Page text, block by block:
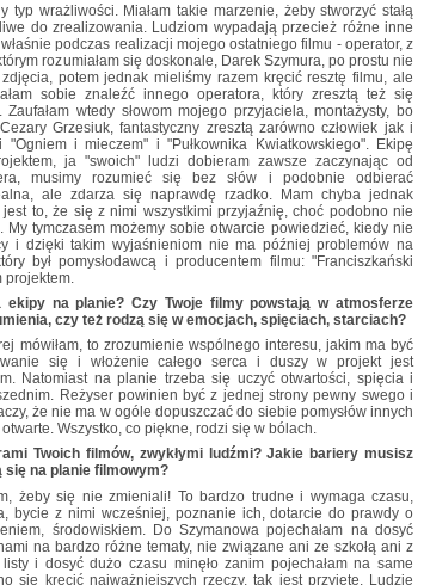
typ wrażliwości. Miałam takie marzenie, żeby stworzyć stałą
do zrealizowania. Ludziom wypadają przecież różne inne
podczas realizacji mojego ostatniego filmu - operator, z
rozumiałam się doskonale, Darek Szymura, po prostu nie
potem jednak mieliśmy razem kręcić resztę filmu, ale
sobie znaleźć innego operatora, który zresztą też się
wtedy słowom mojego przyjaciela, montażysty, bo
Grzesiuk, fantastyczny zresztą zarówno człowiek jak i
"Ogniem i mieczem" i "Pułkownika Kwiatkowskiego". Ekipę
ja "swoich" ludzi dobieram zawsze zaczynając od
musimy rozumieć się bez słów i podobnie odbierać
ale zdarza się naprawdę rzadko. Mam chyba jednak
to, że się z nimi wszystkimi przyjaźnię, choć podobno nie
My tymczasem możemy sobie otwarcie powiedzieć, kiedy nie
i dzięki takim wyjaśnieniom nie ma później problemów na
był pomysłodawcą i producentem filmu: "Franciszkański
projektem.
ekipy na planie? Czy Twoje filmy powstają w atmosferze
czy też rodzą się w emocjach, spięciach, starciach?
mówiłam, to zrozumienie wspólnego interesu, jakim ma być
się i włożenie całego serca i duszy w projekt jest
Natomiast na planie trzeba się uczyć otwartości, spięcia i
Reżyser powinien być z jednej strony pewny swego i
że nie ma w ogóle dopuszczać do siebie pomysłów innych
Wszystko, co piękne, rodzi się w bólach.
Twoich filmów, zwykłymi ludźmi? Jakie bariery musisz
się na planie filmowym?
żeby się nie zmieniali! To bardzo trudne i wymaga czasu,
bycie z nimi wcześniej, poznanie ich, dotarcie do prawdy o
środowiskiem. Do Szymanowa pojechałam na dosyć
na bardzo różne tematy, nie związane ani ze szkołą ani z
i dosyć dużo czasu minęło zanim pojechałam na same
się kręcić najważniejszych rzeczy, tak jest przyjęte. Ludzie